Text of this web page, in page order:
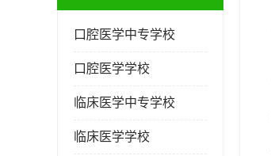
口腔医学中专学校
口腔医学学校
临床医学中专学校
临床医学学校